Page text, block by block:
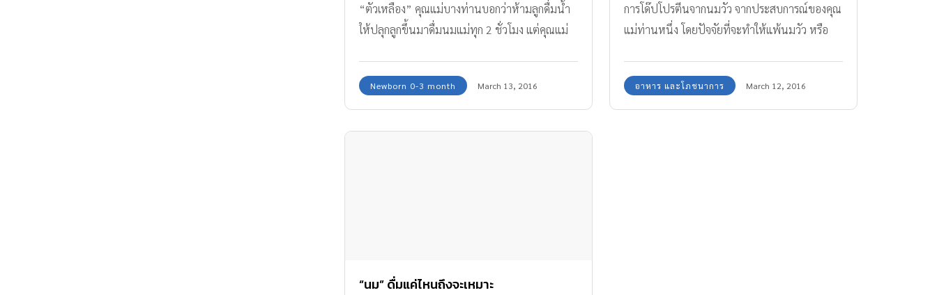
“ตัวเหลือง” คุณแม่บางท่านบอกว่าห้ามลูกดื่มน้ำ
ให้ปลุกลูกขึ้นมาดื่มนมแม่ทุก 2 ชั่วโมง แต่คุณแม่
เพียงพออยู่แล้ว ให้เน้นดื่มนมแม่ก็พอ
Newborn 0-3 month March 13, 2016
การโด๊ปโปรตีนจากนมวัว จากประสบการณ์ของคุณ
แม่ท่านหนึ่ง โดยปัจจัยที่จะทำให้แพ้นมวัว หรือ
ครอบครัวมีประวัติเป็นภูมิแพ้อยู่แล้ว ทำให้ลูกน้อย
มีอาการแพ้นมวัวตามมา คนท้องดื่มนมวัวมากเกิน
อาหาร และโภชนาการ March 12, 2016
“นม” ดื่มแค่ไหนถึงจะเหมาะ